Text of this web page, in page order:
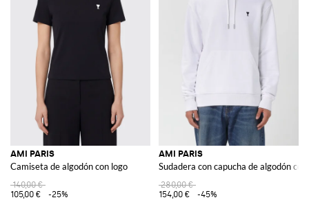
AMI PARIS
Camiseta de algodón con logo
140,00 €
105,00 €
-25%
AMI PARIS
Sudadera con capucha de algodón
280,00 €
154,00 €
-45%